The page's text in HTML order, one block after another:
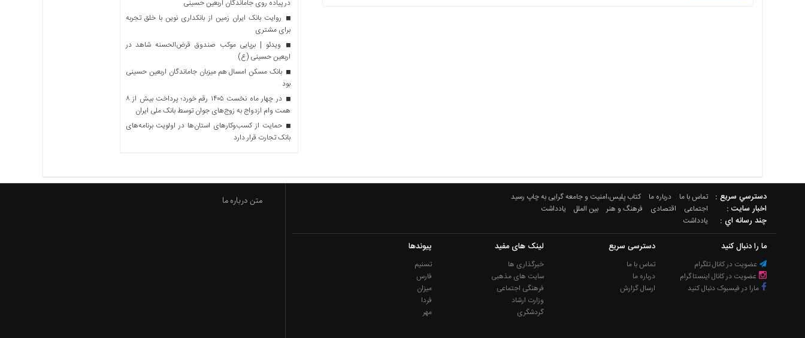
در پیاده روی جاماندگان اربعین حسینی
روایت بانک ایران زمین از بانکداری نوین با خلق تجربه
برای مشتری
ویدئو | برپایی موکب صندوق قرض‌الحسنه شاهد در
اربعین حسینی (ع)
بانک مسکن امسال هم میزبان جاماندگان اربعین حسینی
بود
در چهار ماه نخست ۱۴۰۵ رقم خورد؛ پرداخت بیش از ۸
همت وام ازدواج به زوج‌های جوان توسط بانک ملی ایران
حمایت از کسب‌وکارهای استان‌ها در اولویت برنامه‌های
بانک تجارت قرار دارد
دسترسي سريع : تماس با ما درباره ما کتاب پلیس،امنیت و جامعه گرایی به چاپ رسید
اخبار سایت : اجتماعی اقتصادی فرهنگ و هنر بین الملل یادداشت
چند رسانه اي : یادداشت
ما را دنبال کنید
عضویت در کانال تلگرام
عضویت در کانال اینستاگرام
مارا در فیسبوک دنبال کنید
دسترسی سریع
تماس با ما
درباره ما
ارسال گزارش
لینک های مفید
خبرگذاری ها
سایت های مذهبی
فرهنگی اجتماعی
وزارت ارشاد
گردشگری
پیوندها
تسنیم
فارس
میزان
فردا
مهر
متن درباره ما